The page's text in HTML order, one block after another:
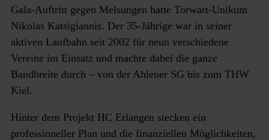
Gala-Auftritt gegen Melsungen hatte Torwart-Unikum
Nikolas Katsigiannis. Der 35-Jährige war in seiner
aktiven Laufbahn seit 2002 für neun verschiedene
Vereine im Einsatz und machte dabei die ganze
Bandbreite durch – von der Ahlener SG bis zum THW
Kiel.
Hinter dem Projekt HC Erlangen stecken ein
professioneller Plan und die finanziellen Möglichkeiten,